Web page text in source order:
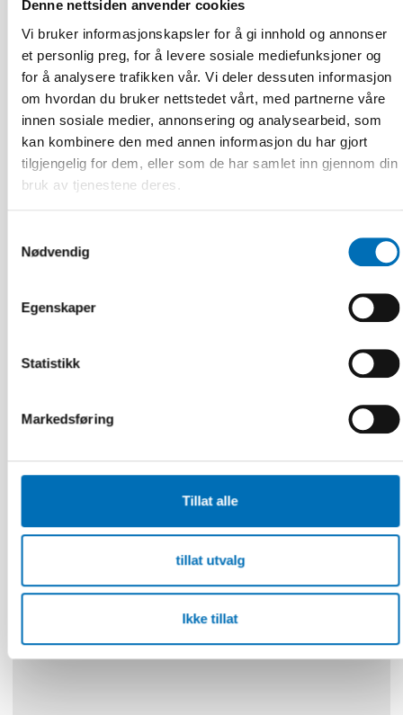
Denne nettsiden anvender cookies
Vi bruker informasjonskapsler for å gi innhold og annonser
et personlig preg, for å levere sosiale mediefunksjoner og
for å analysere trafikken vår. Vi deler dessuten informasjon
om hvordan du bruker nettstedet vårt, med partnerne våre
innen sosiale medier, annonsering og analysearbeid, som
kan kombinere den med annen informasjon du har gjort
tilgjengelig for dem, eller som de har samlet inn gjennom din
bruk av tjenestene deres.
Nødvendig
Egenskaper
Statistikk
Markedsføring
Tillat alle
tillat utvalg
Ikke tillat
persons with acquired deafblindness
Tactile Working Memory Scale – A Professional